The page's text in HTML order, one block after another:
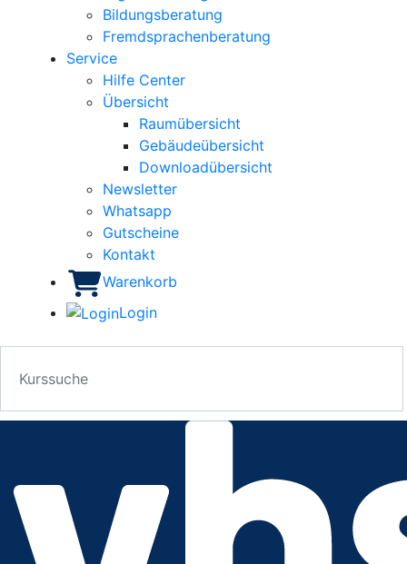
Bildungsberatung
Fremdsprachenberatung
Service
Hilfe Center
Übersicht
Raumübersicht
Gebäudeübersicht
Downloadübersicht
Newsletter
Whatsapp
Gutscheine
Kontakt
Warenkorb
Login